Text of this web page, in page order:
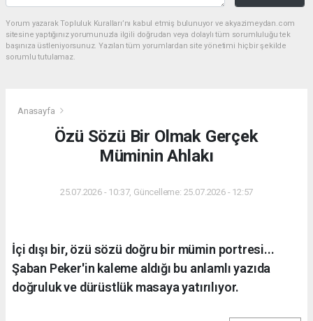
Yorum yazarak Topluluk Kuralları’nı kabul etmiş bulunuyor ve akyazimeydan.com
sitesine yaptığınız yorumunuzla ilgili doğrudan veya dolaylı tüm sorumluluğu tek
başınıza üstleniyorsunuz. Yazılan tüm yorumlardan site yönetimi hiçbir şekilde
sorumlu tutulamaz.
Anasayfa
Özü Sözü Bir Olmak Gerçek
Müminin Ahlakı
25.07.2026 - 10:37, Güncelleme: 25.07.2026 - 12:57
İçi dışı bir, özü sözü doğru bir mümin portresi...
Şaban Peker'in kaleme aldığı bu anlamlı yazıda
doğruluk ve dürüstlük masaya yatırılıyor.